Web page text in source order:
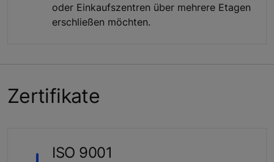
oder Einkaufszentren über mehrere Etagen
erschließen möchten.
Zertifikate
ISO 9001